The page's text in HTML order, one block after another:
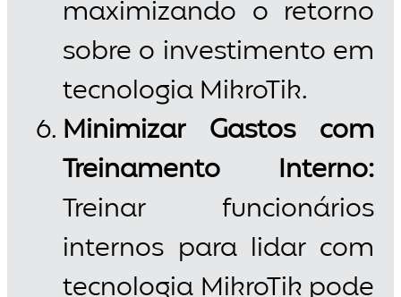
maximizando o retorno
sobre o investimento em
tecnologia MikroTik.
Minimizar Gastos com
Treinamento Interno:
Treinar funcionários
internos para lidar com